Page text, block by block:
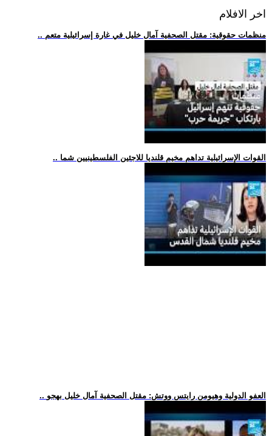
اخر الافلام
.. منظمات حقوقية: مقتل الصحفية آمال خليل في غارة إسرائيلية متعم
.. القوات الإسرائيلية تداهم مخيم قلنديا للاجئين الفلسطينيين شما
.. العفو الدولية وهيومن رايتس ووتش: مقتل الصحفية آمال خليل بهجو